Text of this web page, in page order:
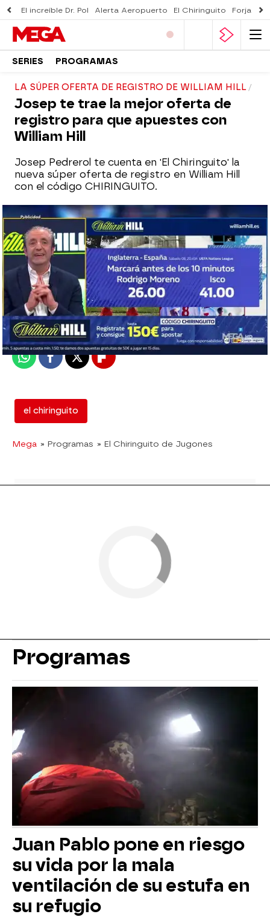
El increíble Dr. Pol Alerta Aeropuerto El Chiringuito Forjado
SERIES PROGRAMAS
LA SÚPER OFERTA DE REGISTRO DE WILLIAM HILL
Josep te trae la mejor oferta de
registro para que apuestes con
William Hill
Josep Pedrerol te cuenta en 'El Chiringuito' la
nueva súper oferta de registro en William Hill
con el código CHIRINGUITO.
mega
Madrid
Publicado:06 de septiembre de 2018, 02:09
WhatsappFacebook
X Flipboard
el chiringuito
Mega » Programas » El Chiringuito de Jugones
Programas
Juan Pablo pone en riesgo
su vida por la mala
ventilación de su estufa en
su refugio